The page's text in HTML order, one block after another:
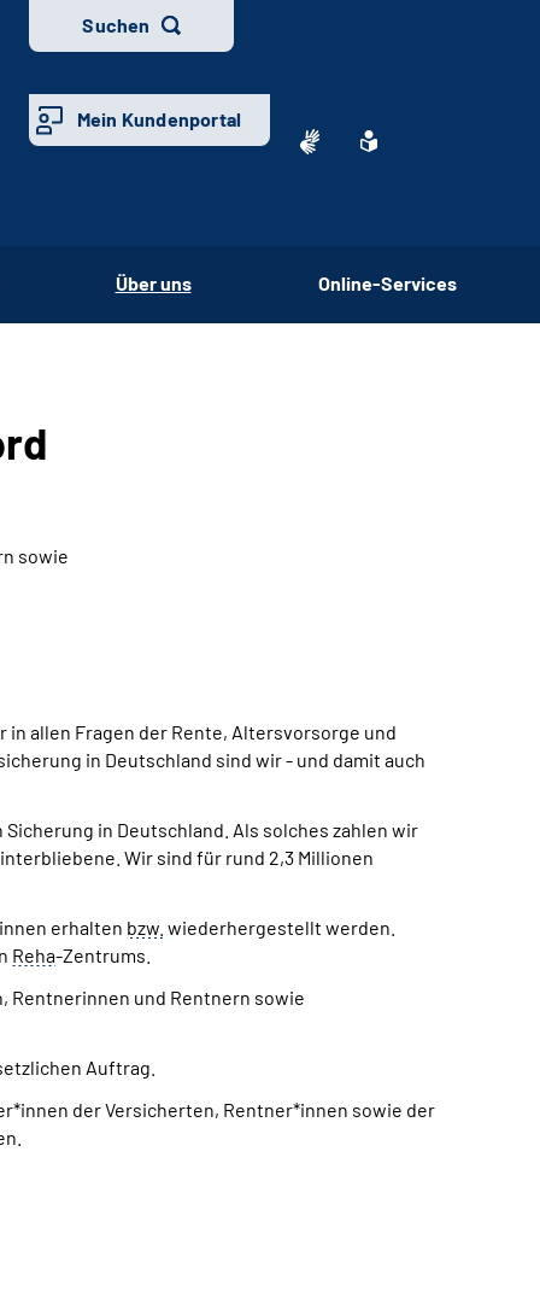
Suchen
Mein Kundenportal
Über uns Online-Services
sowie
allen Fragen der Rente, Altersvorsorge und
in Deutschland sind wir - und damit auch
in Deutschland. Als solches zahlen wir
Wir sind für rund 2,3 Millionen
erhalten bzw. wiederhergestellt werden.
Reha-Zentrums.
Rentnerinnen und Rentnern sowie
Auftrag.
der Versicherten, Rentner*innen sowie der